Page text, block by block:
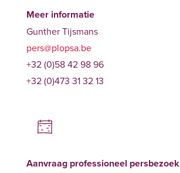
Meer informatie
Gunther Tijsmans
pers@plopsa.be
+32 (0)58 42 98 96
+32 (0)473 31 32 13
Aanvraag professioneel persbezoek